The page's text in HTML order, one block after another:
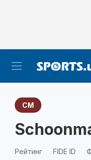
CM
Рейтинг FIDE ID